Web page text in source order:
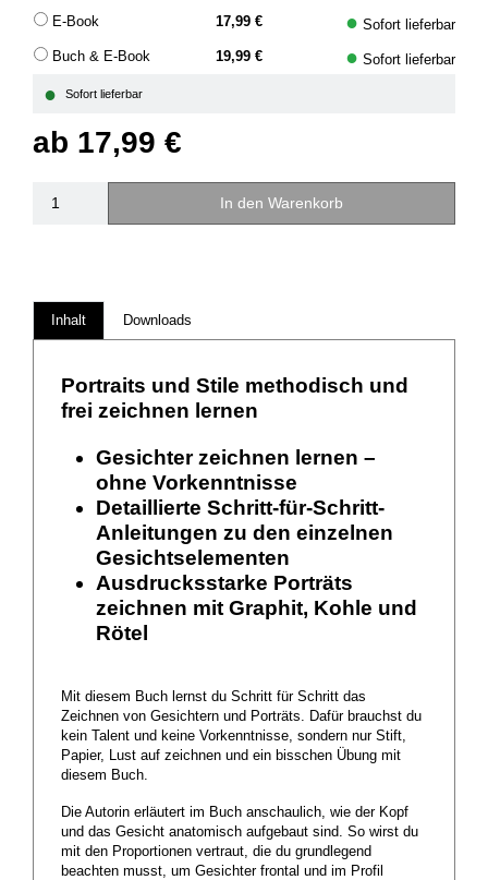
E-Book 17,99 € ● Sofort lieferbar
Buch & E-Book 19,99 € ● Sofort lieferbar
● Sofort lieferbar
ab 17,99 €
In den Warenkorb
Inhalt Downloads
Portraits und Stile methodisch und
frei zeichnen lernen
Gesichter zeichnen lernen –
ohne Vorkenntnisse
Detaillierte Schritt-für-Schritt-
Anleitungen zu den einzelnen
Gesichtselementen
Ausdrucksstarke Porträts
zeichnen mit Graphit, Kohle und
Rötel
Mit diesem Buch lernst du Schritt für Schritt das
Zeichnen von Gesichtern und Porträts. Dafür brauchst du
kein Talent und keine Vorkenntnisse, sondern nur Stift,
Papier, Lust auf zeichnen und ein bisschen Übung mit
diesem Buch.
Die Autorin erläutert im Buch anschaulich, wie der Kopf
und das Gesicht anatomisch aufgebaut sind. So wirst du
mit den Proportionen vertraut, die du grundlegend
beachten musst, um Gesichter frontal und im Profil